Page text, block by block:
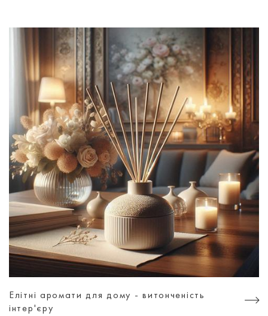
Елітні аромати для дому - витонченість
інтер'єру